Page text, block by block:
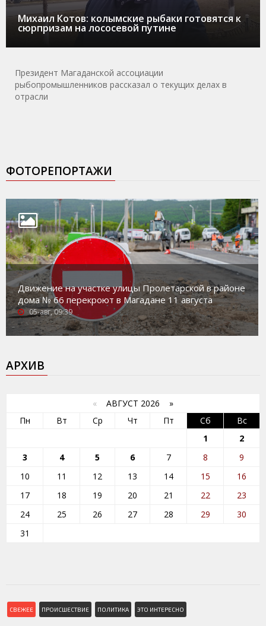
Михаил Котов: колымские рыбаки готовятся к
сюрпризам на лососевой путине
Президент Магаданской ассоциации
рыбопромышленников рассказал о текущих делах в
отрасли
ФОТОРЕПОРТАЖИ
Движение на участке улицы Пролетарской в районе
дома № 66 перекроют в Магадане 11 августа
05-авг, 09:39
АРХИВ
« АВГУСТ 2026 »
Пн
Вт Ср Чт Пт Сб
Вс
1
2
3
4 5 6 7 8
9
10
11 12 13 14 15
16
17
18 19 20 21 22
23
24
25 26 27 28 29
30
31
СВЕЖЕЕ ПРОИСШЕСТВИЕ ПОЛИТИКА ЭТО ИНТЕРЕСНО